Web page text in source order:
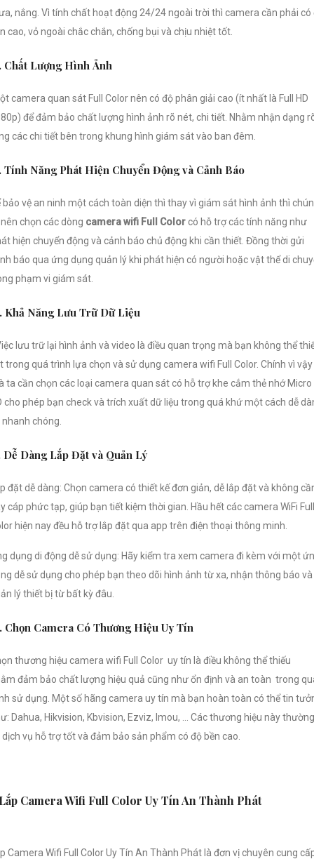
nắng. Vì tính chất hoạt động 24/24 ngoài trời thì camera cần phải có
cao, vỏ ngoài chắc chắn, chống bụi và chịu nhiệt tốt.
Chất Lượng Hình Ảnh
camera quan sát Full Color nên có độ phân giải cao (ít nhất là Full HD
để đảm bảo chất lượng hình ảnh rõ nét, chi tiết. Nhằm nhận dạng
các chi tiết bên trong khung hình giám sát vào ban đêm.
Tính Năng Phát Hiện Chuyển Động và Cảnh Báo
bảo vệ an ninh một cách toàn diện thì thay vì giám sát hình ảnh thì
chọn các dòng camera wifi Full Colorcó hỗ trợ các tính năng như
hiện chuyển động và cảnh báo chủ động khi cần thiết. Đồng thời gửi
báo qua ứng dụng quản lý khi phát hiện có người hoặc vật thể di
phạm vi giám sát.
Khả Năng Lưu Trữ Dữ Liệu
lưu trữ lại hình ảnh và video là điều quan trọng mà bạn không thể
trong quá trình lựa chọn và sử dụng camera wifi Full Color. Chính vì vậy
ta cần chọn các loại camera quan sát có hỗ trợ khe cắm thẻ nhớ Micro
cho phép bạn check và trích xuất dữ liệu trong quá khứ một cách dễ
nhanh chóng.
Dễ Dàng Lắp Đặt và Quản Lý
đặt dễ dàng: Chọn camera có thiết kế đơn giản, dễ lắp đặt và không
cáp phức tạp, giúp bạn tiết kiệm thời gian. Hầu hết các camera WiFi Full
hiện nay đều hỗ trợ lắp đặt qua app trên điện thoại thông minh.
dụng di động dễ sử dụng: Hãy kiểm tra xem camera đi kèm với một
dễ sử dụng cho phép bạn theo dõi hình ảnh từ xa, nhận thông báo và
lý thiết bị từ bất kỳ đâu.
Chọn Camera Có Thương Hiệu Uy Tín
thương hiệu camera wifi Full Color uy tín là điều không thể thiếu
đảm bảo chất lượng hiệu quả cũng như ổn định và an toàn trong
sử dụng. Một số hãng camera uy tín mà bạn hoàn toàn có thể tin
Dahua, Hikvision, Kbvision, Ezviz, Imou, ... Các thương hiệu này thường
dịch vụ hỗ trợ tốt và đảm bảo sản phẩm có độ bền cao.
Camera Wifi Full Color Uy Tín An Thành Phát
Camera Wifi Full Color Uy Tín An Thành Phát là đơn vị chuyên cung